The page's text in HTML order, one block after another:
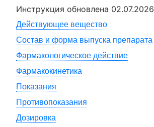
Инструкция обновлена 02.07.2026
Действующее вещество
Состав и форма выпуска препарата
Фармакологическое действие
Фармакокинетика
Показания
Противопоказания
Дозировка